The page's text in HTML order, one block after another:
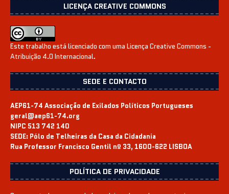
LICENÇA CREATIVE COMMONS
Este trabalho está licenciado com uma Licença Creative Commons -
Atribuição 4.0 Internacional.
SEDE E CONTACTO
AEP61-74 Associação de Exilados Políticos Portugueses
geral@aep61-74.org
NIPC 513 742 140
SEDE: Pólo de Telheiras da Casa da Cidadania
Rua Professor Francisco Gentil nº 33, 1600-622 LISBOA
POLÍTICA DE PRIVACIDADE